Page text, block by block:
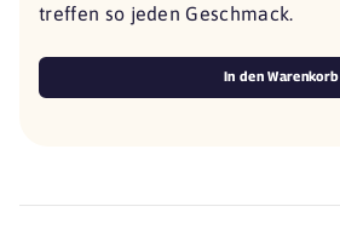
treffen so jeden Geschmack.
In den Warenkorb